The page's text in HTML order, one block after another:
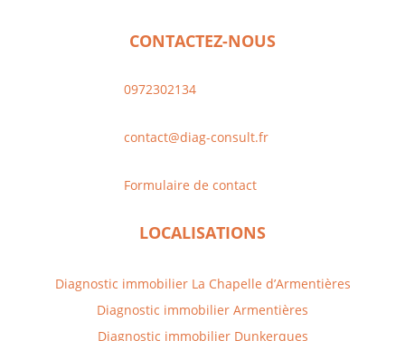
CONTACTEZ-NOUS
0972302134
contact@diag-consult.fr
Formulaire de contact
LOCALISATIONS
Diagnostic immobilier La Chapelle d’Armentières
Diagnostic immobilier Armentières
Diagnostic immobilierDunkerques